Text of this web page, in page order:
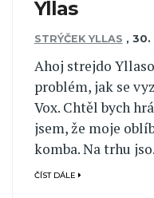
Yllas
STRÝČEK YLLAS , 30.
Ahoj strejdo
problém, jak se
Vox. Chtěl bych
jsem, že moje
komba. Na trhu
ČÍST DÁLE